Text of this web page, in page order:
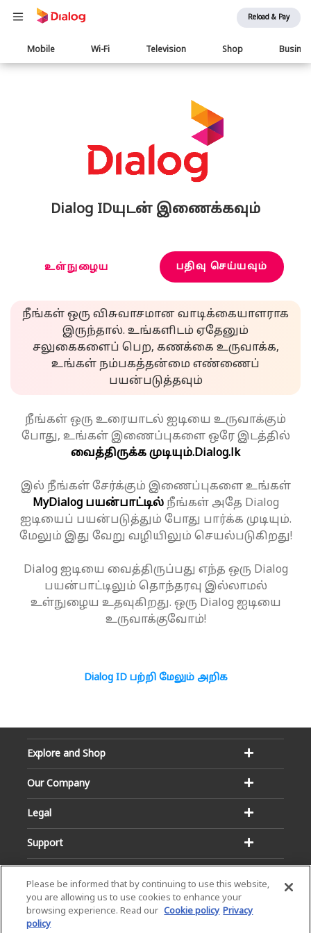
Reload & Pay
Main
navigation
Mobile Wi-Fi Television Shop
Dialog IDயுடன் இணைக்கவும்
உள்நுழைய பதிவு செய்யவும்
நீங்கள் ஒரு விசுவாசமான வாடிக்கையாளராக
இருந்தால். உங்களிடம் ஏதேனும்
சலுகைகளைப் பெற, கணக்கை உருவாக்க,
உங்கள் நம்பகத்தன்மை எண்ணைப்
பயன்படுத்தவும்
நீங்கள் ஒரு உரையாடல் ஐடியை உருவாக்கும்
போது, உங்கள் இணைப்புகளை ஒரே இடத்தில்
வைத்திருக்க முடியும்.Dialog.lk
இல் நீங்கள் சேர்க்கும் இணைப்புகளை உங்கள்
MyDialog பயன்பாட்டில்நீங்கள் அதே Dialog
ஐடியைப் பயன்படுத்தும் போது பார்க்க முடியும்.
மேலும் இது வேறு வழியிலும் செயல்படுகிறது!
Dialog ஐடியை வைத்திருப்பது எந்த ஒரு Dialog
பயன்பாட்டிலும் தொந்தரவு இல்லாமல்
உள்நுழைய உதவுகிறது. ஒரு Dialog ஐடியை
உருவாக்குவோம்!
Dialog ID பற்றி மேலும் அறிக
Explore and Shop
Our Company
Legal
Support
Please be informed that by continuing to use this website,
you are allowing us to use cookies to enhance your
browsing experience. Read our Cookie policy Privacy
policy